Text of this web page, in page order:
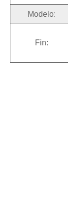
Modelo:
Fin: